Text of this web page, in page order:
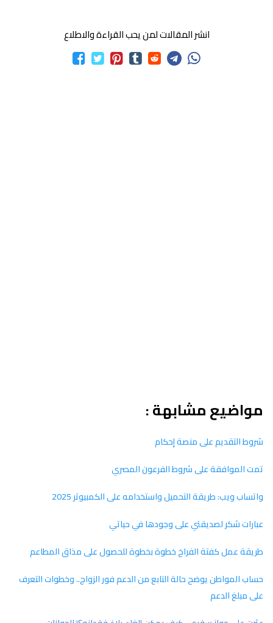
انشر المقالات لمن يحب القراءة والاطلاع
مواضيع مشابهة :
شروط التقديم على منصة إحكام
تمت الموافقة على شروط الفرعون المصري
واتساب ويب: طريقة التحميل واستخدامه على الكمبيوتر 2025
عبارات شكر لصديقتي على وجودها في حياتي
طريقة عمل كفتة الفراخ خطوة بخطوة للحصول على مذاق المطاعم
حساب المواطن يوضح حالة التابع من الدعم فور الزواج.. وخطوات التعرف
على مبلغ الدعم